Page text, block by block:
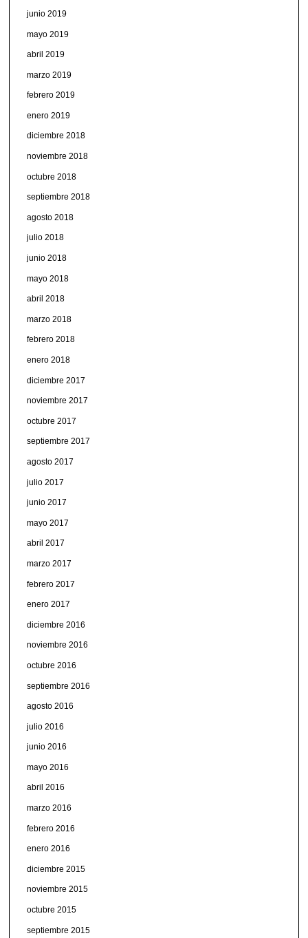
junio 2019
mayo 2019
abril 2019
marzo 2019
febrero 2019
enero 2019
diciembre 2018
noviembre 2018
octubre 2018
septiembre 2018
agosto 2018
julio 2018
junio 2018
mayo 2018
abril 2018
marzo 2018
febrero 2018
enero 2018
diciembre 2017
noviembre 2017
octubre 2017
septiembre 2017
agosto 2017
julio 2017
junio 2017
mayo 2017
abril 2017
marzo 2017
febrero 2017
enero 2017
diciembre 2016
noviembre 2016
octubre 2016
septiembre 2016
agosto 2016
julio 2016
junio 2016
mayo 2016
abril 2016
marzo 2016
febrero 2016
enero 2016
diciembre 2015
noviembre 2015
octubre 2015
septiembre 2015